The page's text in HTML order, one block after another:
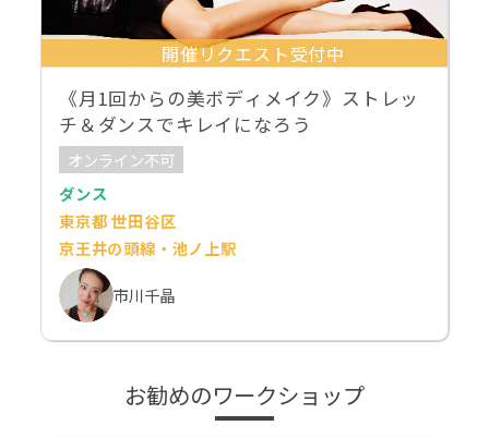
開催リクエスト受付中
《月1回からの美ボディメイク》ストレッ
チ＆ダンスでキレイになろう
オンライン不可
ダンス
東京都 世田谷区
京王井の頭線・池ノ上駅
市川千晶
お勧めのワークショップ